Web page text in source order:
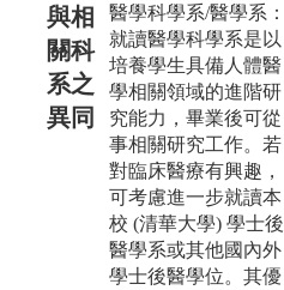
與相
關科
系之
異同
醫學科學系/醫學系：
就讀醫學科學系是以
培養學生具備人體醫
學相關領域的進階研
究能力，畢業後可從
事相關研究工作。若
對臨床醫療有興趣，
可考慮進一步就讀本
校 (清華大學) 學士後
醫學系或其他國內外
學士後醫學位。其優